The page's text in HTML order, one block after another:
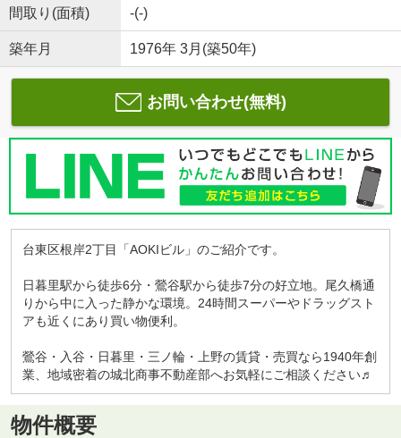
間取り(面積) -(-)
築年月 1976年 3月(築50年)
お問い合わせ(無料)
台東区根岸2丁目「AOKIビル」のご紹介です。
日暮里駅から徒歩6分・鶯谷駅から徒歩7分の好立地。尾久橋通
りから中に入った静かな環境。24時間スーパーやドラッグスト
アも近くにあり買い物便利。
鶯谷・入谷・日暮里・三ノ輪・上野の賃貸・売買なら1940年創
業、地域密着の城北商事不動産部へお気軽にご相談ください♬
物件概要